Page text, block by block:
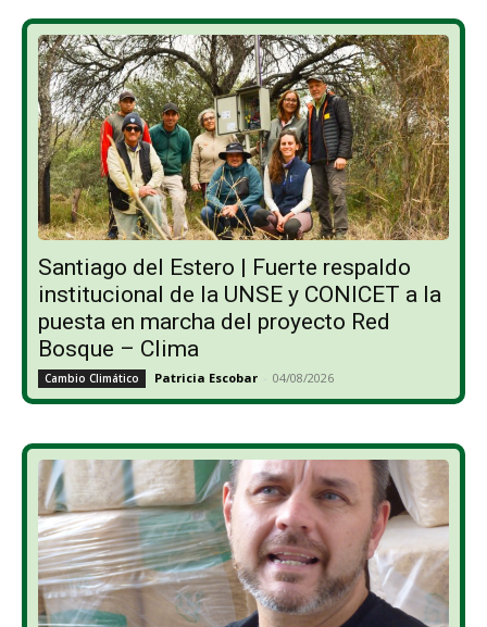
Santiago del Estero | Fuerte respaldo
institucional de la UNSE y CONICET a la
puesta en marcha del proyecto Red
Bosque – Clima
Cambio Climático Patricia Escobar - 04/08/2026